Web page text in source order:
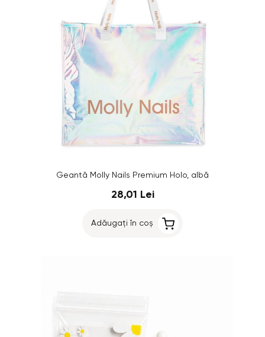
Geantă Molly Nails Premium Holo, albă
28,01 Lei
Adăugați în coș